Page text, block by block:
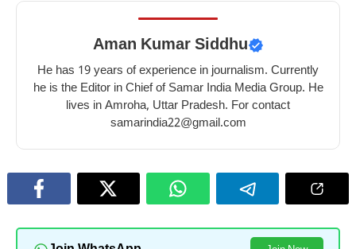
Aman Kumar Siddhu
He has 19 years of experience in journalism. Currently
he is the Editor in Chief of Samar India Media Group. He
lives in Amroha, Uttar Pradesh. For contact
samarindia22@gmail.com